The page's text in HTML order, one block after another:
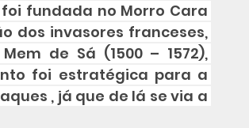
fundada no Morro Cara
dos invasores franceses,
de Sá (1500 – 1572),
foi estratégica para a
, já que de lá se via a